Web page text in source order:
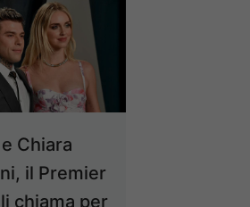
Chiara
il Premier
chiama per